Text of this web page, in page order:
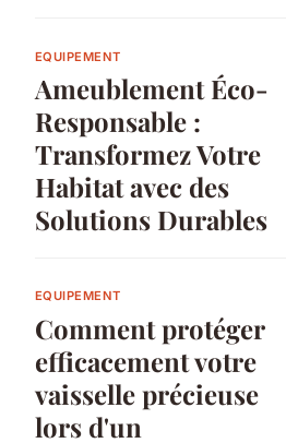
EQUIPEMENT
Ameublement Éco-
Responsable :
Transformez Votre
Habitat avec des
Solutions Durables
EQUIPEMENT
Comment protéger
efficacement votre
vaisselle précieuse
lors d'un